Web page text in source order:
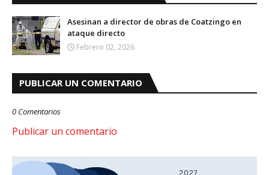
Asesinan a director de obras de Coatzingo en
ataque directo
Febrero 02, 2026
PUBLICAR UN COMENTARIO
0 Comentarios
Publicar un comentario